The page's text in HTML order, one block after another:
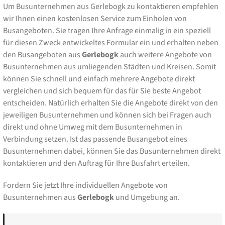
Um Busunternehmen aus Gerlebogk zu kontaktieren empfehlen
wir Ihnen einen kostenlosen Service zum Einholen von
Busangeboten. Sie tragen Ihre Anfrage einmalig in ein speziell
für diesen Zweck entwickeltes Formular ein und erhalten neben
den Busangeboten ausGerlebogkauch weitere Angebote von
Busunternehmen aus umliegenden Städten und Kreisen. Somit
können Sie schnell und einfach mehrere Angebote direkt
vergleichen und sich bequem für das für Sie beste Angebot
entscheiden. Natürlich erhalten Sie die Angebote direkt von den
jeweiligen Busunternehmen und können sich bei Fragen auch
direkt und ohne Umweg mit dem Busunternehmen in
Verbindung setzen. Ist das passende Busangebot eines
Busunternehmen dabei, können Sie das Busunternehmen direkt
kontaktieren und den Auftrag für Ihre Busfahrt erteilen.
Fordern Sie jetzt Ihre individuellen Angebote von
Busunternehmen ausGerlebogkund Umgebung an.